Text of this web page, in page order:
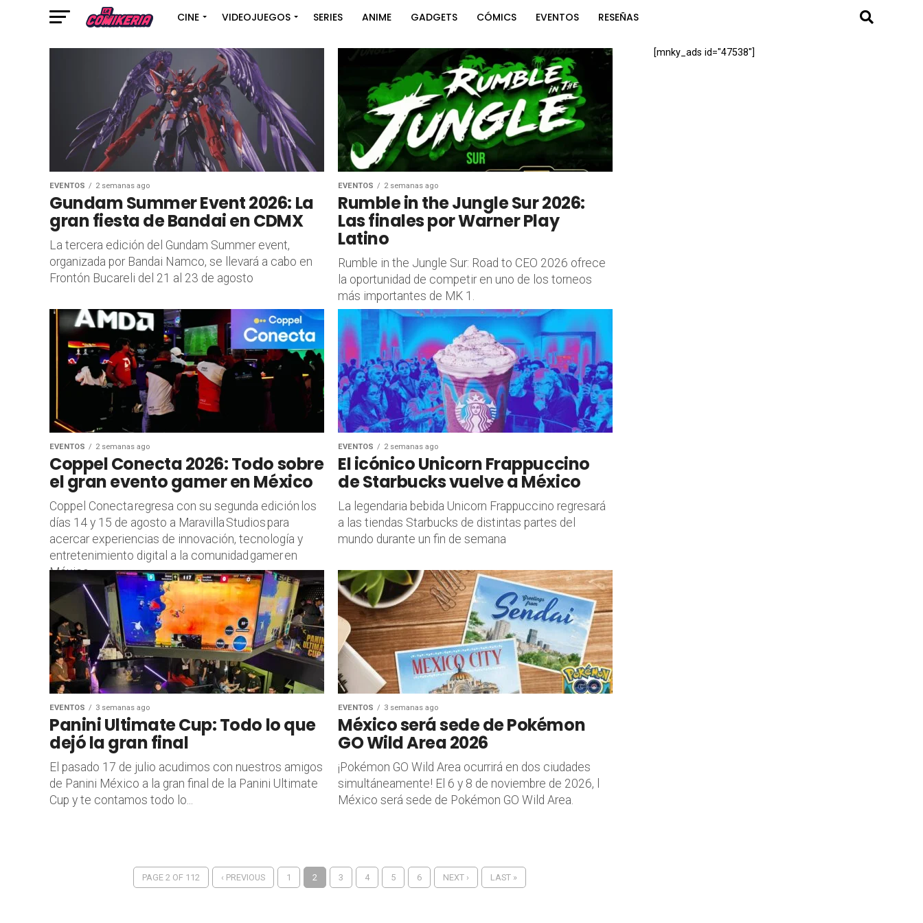
CINE VIDEOJUEGOS SERIES ANIME GADGETS CÓMICS EVENTOS RESEÑAS
EVENTOS 2 semanas ago
Gundam Summer Event 2026: La
gran fiesta de Bandai en CDMX
La tercera edición del Gundam Summer event,
organizada por Bandai Namco, se llevará a cabo en
Frontón Bucareli del 21 al 23 de agosto
EVENTOS 2 semanas ago
Rumble in the Jungle Sur 2026:
Las finales por Warner Play
Latino
Rumble in the Jungle Sur: Road to CEO 2026 ofrece
la oportunidad de competir en uno de los torneos
más importantes de MK 1.
EVENTOS 2 semanas ago
Coppel Conecta 2026: Todo sobre
el gran evento gamer en México
Coppel Conecta ​regresa con su segunda edición ​​​​los
días 14 y 15 de agosto a Maravilla Studios ​para
acercar ​experiencias de innovación, tecnología y
entretenimiento digital a la comunidad gamer en
México​....
EVENTOS 2 semanas ago
El icónico Unicorn Frappuccino
de Starbucks vuelve a México
La legendaria bebida Unicorn Frappuccino regresará
a las tiendas Starbucks de distintas partes del
mundo durante un fin de semana
EVENTOS 3 semanas ago
Panini Ultimate Cup: Todo lo que
dejó la gran final
El pasado 17 de julio acudimos con nuestros amigos
de Panini México a la gran final de la Panini Ultimate
Cup y te contamos todo lo...
EVENTOS 3 semanas ago
México será sede de Pokémon
GO Wild Area 2026
¡Pokémon GO Wild Area ocurrirá en dos ciudades
simultáneamente! El 6 y 8 de noviembre de 2026, l
México será sede de Pokémon GO Wild Area.
PAGE 2 OF 112 ‹ PREVIOUS 1 2 3 4 5 6 NEXT › LAST »
[mnky_ads id="47538"]